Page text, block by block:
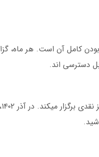
دسترسی اند.